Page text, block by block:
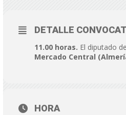
DETALLE
11.00 horas. El diputado
Mercado Central
HORA